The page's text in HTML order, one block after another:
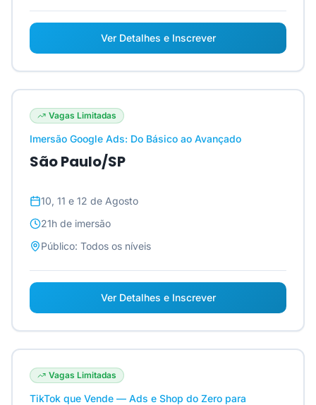
Ver Detalhes e Inscrever
Vagas Limitadas
Imersão Google Ads: Do Básico ao Avançado
São Paulo/SP
10, 11 e 12 de Agosto
21h de imersão
Público: Todos os níveis
Ver Detalhes e Inscrever
Vagas Limitadas
TikTok que Vende — Ads e Shop do Zero para